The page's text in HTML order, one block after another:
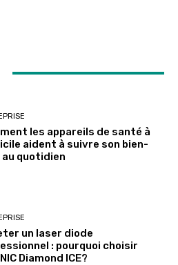
les appareils de santé à
aident à suivre son bien-
quotidien
un laser diode
: pourquoi choisir
Diamond ICE?